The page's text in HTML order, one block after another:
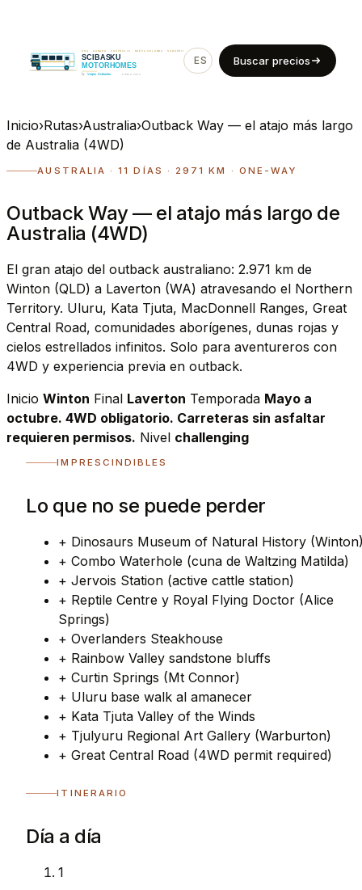
ES EN
Buscar precios
Inicio›Rutas›Australia›Outback Way — el atajo más largo
de Australia (4WD)
AUSTRALIA · 11 DÍAS · 2971 KM · ONE-WAY
Outback Way — el atajo más largo de
Australia (4WD)
El gran atajo del outback australiano: 2.971 km de
Winton (QLD) a Laverton (WA) atravesando el Northern
Territory. Uluru, Kata Tjuta, MacDonnell Ranges, Great
Central Road, comunidades aborígenes, dunas rojas y
cielos estrellados infinitos. Solo para aventureros con
4WD y experiencia previa en outback.
Inicio Winton Final Laverton Temporada Mayo a
octubre. 4WD obligatorio. Carreteras sin asfaltar
requieren permisos. Nivel challenging
IMPRESCINDIBLES
Lo que no se puede perder
+ Dinosaurs Museum of Natural History
+ Combo Waterhole (cuna de Waltzing Matilda)
+ Jervois Station (active cattle station)
+ Reptile Centre y Royal Flying Doctor (Alice
Springs)
+ Overlanders Steakhouse
+ Rainbow Valley sandstone bluffs
+ Curtin Springs (Mt Connor)
+ Uluru base walk al amanecer
+ Kata Tjuta Valley of the Winds
+ Tjulyuru Regional Art Gallery (Warburton)
+ Great Central Road (4WD permit required)
ITINERARIO
Día a día
1